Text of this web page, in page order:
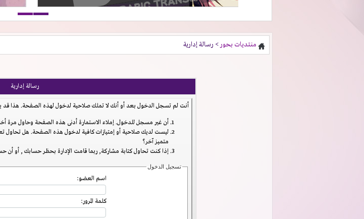
منتديات بحور > رسالة إدارية
رسالة إدارية
أنت لم تسجل الدخول بعد أو أنك لا تملك صلاحية لدخول لهذه الصفحة. هذا قد
أن غير مسجل للدخول. إملاء الاستمارة أدنى هذه الصفحة وحاول مرة
ليست لديك صلاحية أو إمتيازات كافية لدخول هذه الصفحة. هل
متميز آخر؟
إذا كنت تحاول كتابة مشاركة, ربما قامت الإدارة بحظر حسابك , أو أن
تسجيل الدخول
اسم العضو:
كلمة المرور: